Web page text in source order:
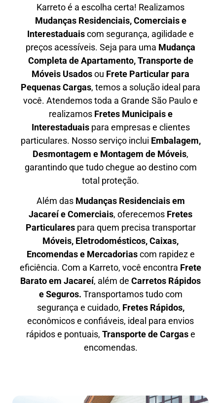
Karreto é a escolha certa! Realizamos
Mudanças Residenciais, Comerciais e
Interestaduaiscom segurança, agilidade e
preços acessíveis. Seja para uma Mudança
Completa de Apartamento, Transporte de
Móveis Usadosou Frete Particular para
Pequenas Cargas, temos a solução ideal para
você. Atendemostoda a Grande São Pauloe
realizamos Fretes Municipais e
Interestaduaispara empresas e clientes
particulares. Nosso serviço inclui Embalagem,
Desmontagem e Montagem de Móveis,
garantindo que tudo chegue ao destino com
total proteção.
Além das Mudanças Residenciais em
Jacareí e Comerciais, oferecemos Fretes
Particularespara quem precisa transportar
Móveis, Eletrodomésticos, Caixas,
Encomendas e Mercadoriascom rapidez e
eficiência. Com a Karreto, você encontra Frete
Barato em Jacareí, além de Carretos Rápidos
e Seguros. Transportamos tudo com
segurança e cuidado, Fretes Rápidos,
econômicos e confiáveis, ideal para envios
rápidos e pontuais, Transporte de Cargase
encomendas.